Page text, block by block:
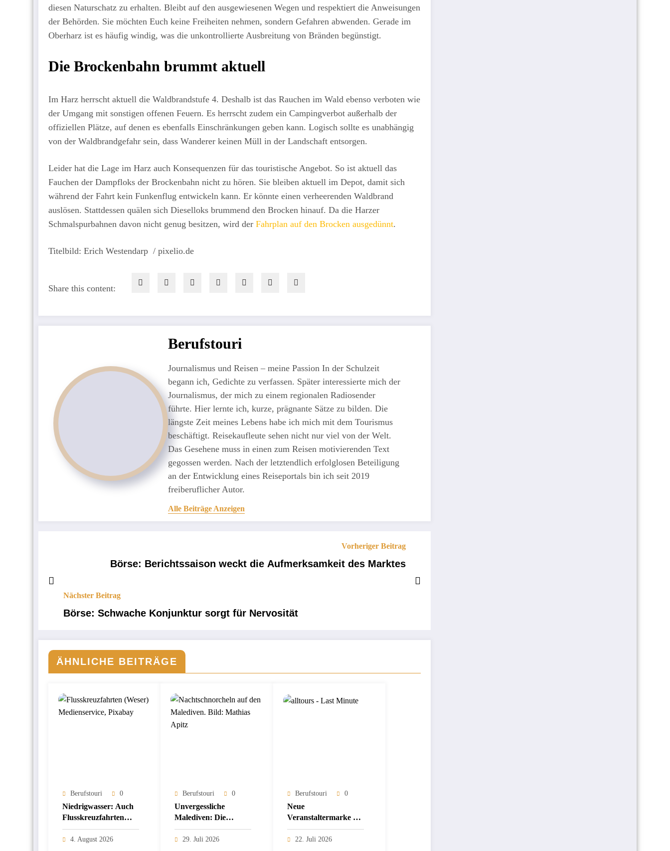
diesen Naturschatz zu erhalten. Bleibt auf den ausgewiesenen Wegen und respektiert die Anweisungen
der Behörden. Sie möchten Euch keine Freiheiten nehmen, sondern Gefahren abwenden. Gerade im
Oberharz ist es häufig windig, was die unkontrollierte Ausbreitung von Bränden begünstigt.
Die Brockenbahn brummt aktuell
Im Harz herrscht aktuell die Waldbrandstufe 4. Deshalb ist das Rauchen im Wald ebenso verboten wie
der Umgang mit sonstigen offenen Feuern. Es herrscht zudem ein Campingverbot außerhalb der
offiziellen Plätze, auf denen es ebenfalls Einschränkungen geben kann. Logisch sollte es unabhängig
von der Waldbrandgefahr sein, dass Wanderer keinen Müll in der Landschaft entsorgen.
Leider hat die Lage im Harz auch Konsequenzen für das touristische Angebot. So ist aktuell das
Fauchen der Dampfloks der Brockenbahn nicht zu hören. Sie bleiben aktuell im Depot, damit sich
während der Fahrt kein Funkenflug entwickeln kann. Er könnte einen verheerenden Waldbrand
auslösen. Stattdessen quälen sich Dieselloks brummend den Brocken hinauf. Da die Harzer
Schmalspurbahnen davon nicht genug besitzen, wird der Fahrplan auf den Brocken ausgedünnt.
Titelbild: Erich Westendarp / pixelio.de
Share this content:
Berufstouri
Journalismus und Reisen – meine Passion In der Schulzeit
begann ich, Gedichte zu verfassen. Später interessierte mich der
Journalismus, der mich zu einem regionalen Radiosender
führte. Hier lernte ich, kurze, prägnante Sätze zu bilden. Die
längste Zeit meines Lebens habe ich mich mit dem Tourismus
beschäftigt. Reisekaufleute sehen nicht nur viel von der Welt.
Das Gesehene muss in einen zum Reisen motivierenden Text
gegossen werden. Nach der letztendlich erfolglosen Beteiligung
an der Entwicklung eines Reiseportals bin ich seit 2019
freiberuflicher Autor.
Alle Beiträge Anzeigen
Vorheriger Beitrag
Börse: Berichtssaison weckt die Aufmerksamkeit des Marktes
Nächster Beitrag
Börse: Schwache Konjunktur sorgt für Nervosität
ÄHNLICHE BEITRÄGE
Berufstouri 0
Niedrigwasser: Auch
Flusskreuzfahrten
sind betroffen
4. August 2026
Berufstouri 0
Unvergessliche
Malediven: Die
nächtliche
Unterwasserwelt beim
29. Juli 2026
Berufstouri 0
Neue
Veranstaltermarke bei
alltours
22. Juli 2026